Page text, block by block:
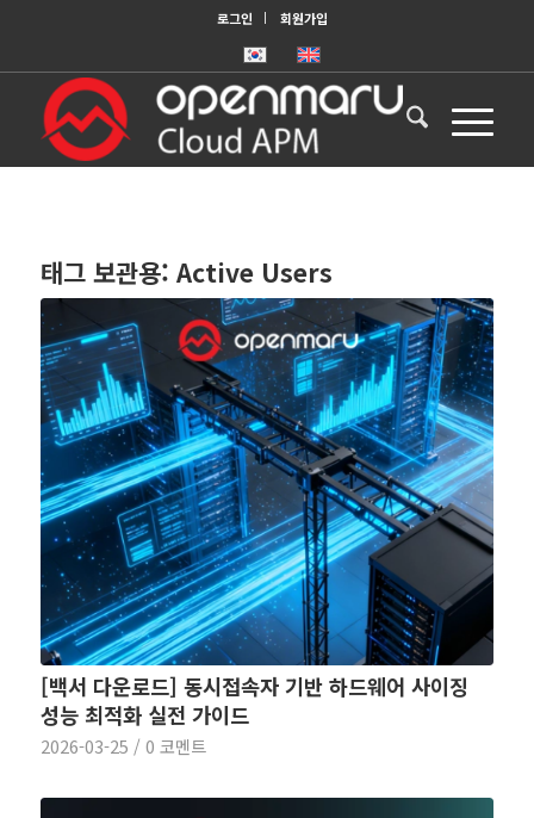
로그인 회원가입
태그 보관용: Active Users
[백서 다운로드] 동시접속자 기반 하드웨어 사이징
성능 최적화 실전 가이드
2026-03-25 / 0 코멘트